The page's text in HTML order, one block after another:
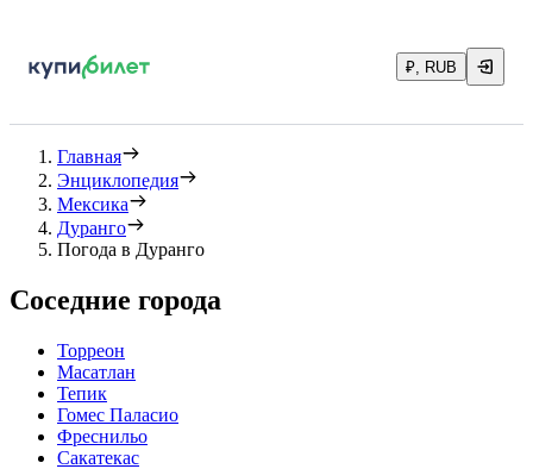
₽, RUB
Главная
Энциклопедия
Мексика
Дуранго
Погода в Дуранго
Соседние города
Торреон
Масатлан
Тепик
Гомес Паласио
Фреснильо
Сакатекас